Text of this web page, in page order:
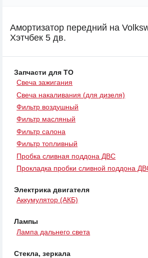
Амортизатор передний на
Хэтчбек 5 дв.
Запчасти для ТО
Свеча зажигания
Свеча накаливания (для дизеля)
Фильтр воздушный
Фильтр масляный
Фильтр салона
Фильтр топливный
Пробка сливная поддона ДВС
Прокладка пробки сливной поддона
Электрика двигателя
Аккумулятор (АКБ)
Лампы
Лампа дальнего света
Стекла, зеркала